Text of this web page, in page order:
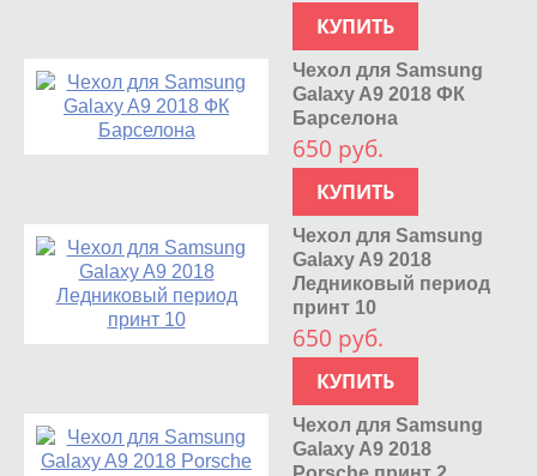
КУПИТЬ
Чехол для Samsung
Galaxy A9 2018 ФК
Барселона
650 руб.
КУПИТЬ
Чехол для Samsung
Galaxy A9 2018
Ледниковый период
принт 10
650 руб.
КУПИТЬ
Чехол для Samsung
Galaxy A9 2018